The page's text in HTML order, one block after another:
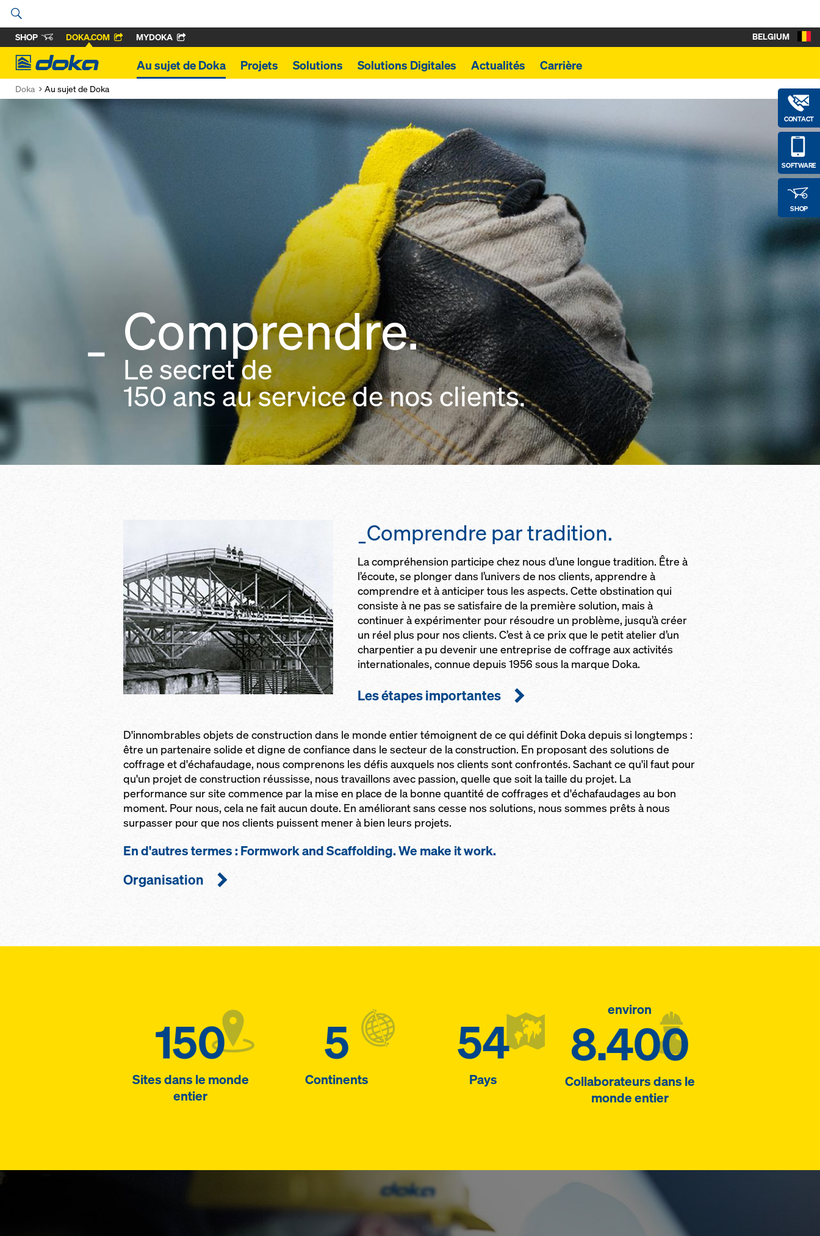
SHOP DOKA.COM MYDOKA
Doka
Au sujet de Doka Projets Solutions Solutions Digitales Actualités Carrière
CONTACT
SOFTWARE
SHOP
BELGIUM
Doka Au sujet de Doka
Comprendre.
Le secret de
150 ans au service de nos clients.
_Comprendre par tradition.
La compréhension participe chez nous d’une longue tradition. Être à
l’écoute, se plonger dans l’univers de nos clients, apprendre à
comprendre et à anticiper tous les aspects. Cette obstination qui
consiste à ne pas se satisfaire de la première solution, mais à
continuer à expérimenter pour résoudre un problème, jusqu’à créer
un réel plus pour nos clients. C’est à ce prix que le petit atelier d’un
charpentier a pu devenir une entreprise de coffrage aux activités
internationales, connue depuis 1956 sous la marque Doka.
Les étapes importantes
D'innombrables objets de construction dans le monde entier témoignent de ce qui définit Doka depuis si longtemps :
être un partenaire solide et digne de confiance dans le secteur de la construction. En proposant des solutions de
coffrage et d'échafaudage, nous comprenons les défis auxquels nos clients sont confrontés. Sachant ce qu'il faut pour
qu'un projet de construction réussisse, nous travaillons avec passion, quelle que soit la taille du projet. La
performance sur site commence par la mise en place de la bonne quantité de coffrages et d'échafaudages au bon
moment. Pour nous, cela ne fait aucun doute. En améliorant sans cesse nos solutions, nous sommes prêts à nous
surpasser pour que nos clients puissent mener à bien leurs projets.
En d'autres termes : Formwork and Scaffolding. We make it work.
Organisation
150
Sites dans le monde
entier
5
Continents
54
Pays
environ
8.400
Collaborateurs dans le
monde entier